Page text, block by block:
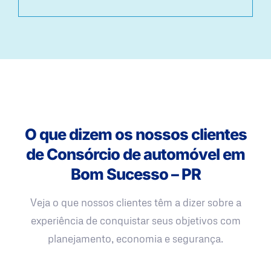
O que dizem os nossos clientes
de Consórcio de automóvel em
Bom Sucesso – PR
Veja o que nossos clientes têm a dizer sobre a
experiência de conquistar seus objetivos com
planejamento, economia e segurança.